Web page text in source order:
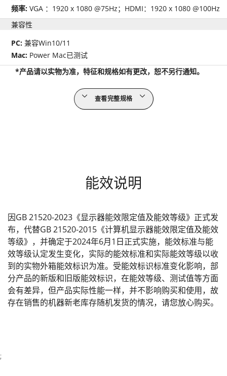
频率:VGA ：1920 x 1080 @75Hz；HDMI：1920 x 1080 @100Hz
兼容性
PC:兼容Win10/11
Mac: Power Mac已测试
*产品请以实物为准，特征和规格如有更改，恕不另行通知。
查看完整规格
能效说明
因GB 21520-2023《显示器能效限定值及能效等级》正式发
布，代替GB 21520-2015《计算机显示器能效限定值及能效
等级》，并确定于2024年6月1日正式实施，能效标准与能
效等级认定发生变化，实际的能效标准和实际能效等级以收
到的实物外箱能效标识为准。受能效标识标准变化影响，部
分产品的新版和旧版能效标识，在能效等级、测试值等方面
会有差异，但产品实际性能一样，并不影响购买和使用，故
存在销售的机器新老库存随机发货的情况，请您放心购买。
;